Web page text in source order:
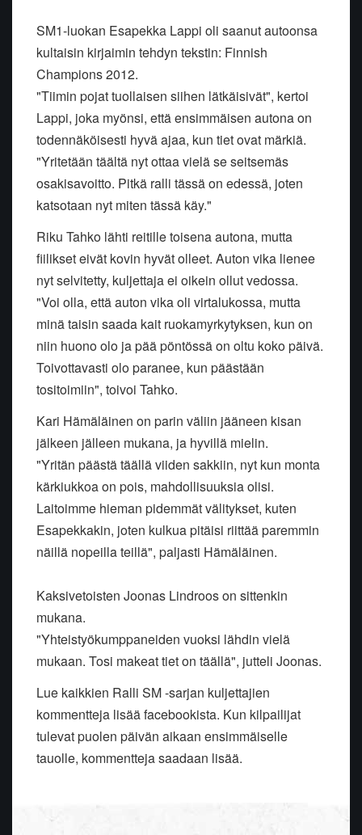
SM1-luokan Esapekka Lappi oli saanut autoonsa
kultaisin kirjaimin tehdyn tekstin: Finnish
Champions 2012.
"Tiimin pojat tuollaisen siihen lätkäisivät", kertoi
Lappi, joka myönsi, että ensimmäisen autona on
todennäköisesti hyvä ajaa, kun tiet ovat märkiä.
"Yritetään täältä nyt ottaa vielä se seitsemäs
osakisavoitto. Pitkä ralli tässä on edessä, joten
katsotaan nyt miten tässä käy."
Riku Tahko lähti reitille toisena autona, mutta
fiilikset eivät kovin hyvät olleet. Auton vika lienee
nyt selvitetty, kuljettaja ei oikein ollut vedossa.
"Voi olla, että auton vika oli virtalukossa, mutta
minä taisin saada kait ruokamyrkytyksen, kun on
niin huono olo ja pää pöntössä on oltu koko päivä.
Toivottavasti olo paranee, kun päästään
tositoimiin", toivoi Tahko.
Kari Hämäläinen on parin väliin jääneen kisan
jälkeen jälleen mukana, ja hyvillä mielin.
"Yritän päästä täällä viiden sakkiin, nyt kun monta
kärkiukkoa on pois, mahdollisuuksia olisi.
Laitoimme hieman pidemmät välitykset, kuten
Esapekkakin, joten kulkua pitäisi riittää paremmin
näillä nopeilla teillä", paljasti Hämäläinen.
Kaksivetoisten Joonas Lindroos on sittenkin
mukana.
"Yhteistyökumppaneiden vuoksi lähdin vielä
mukaan. Tosi makeat tiet on täällä", jutteli Joonas.
Lue kaikkien Ralli SM -sarjan kuljettajien
kommentteja lisää facebookista. Kun kilpailijat
tulevat puolen päivän aikaan ensimmäiselle
tauolle, kommentteja saadaan lisää.